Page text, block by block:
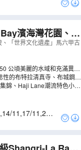
濱海灣花園、H
、布城湖遊船體
「世界文化遺產」馬六甲古
公頃美麗的水域和充滿異國
的布特拉清真寺、布城鋼索
錦、Haji Lane潮流特色小
,14/11 ,17/11 ,24/1